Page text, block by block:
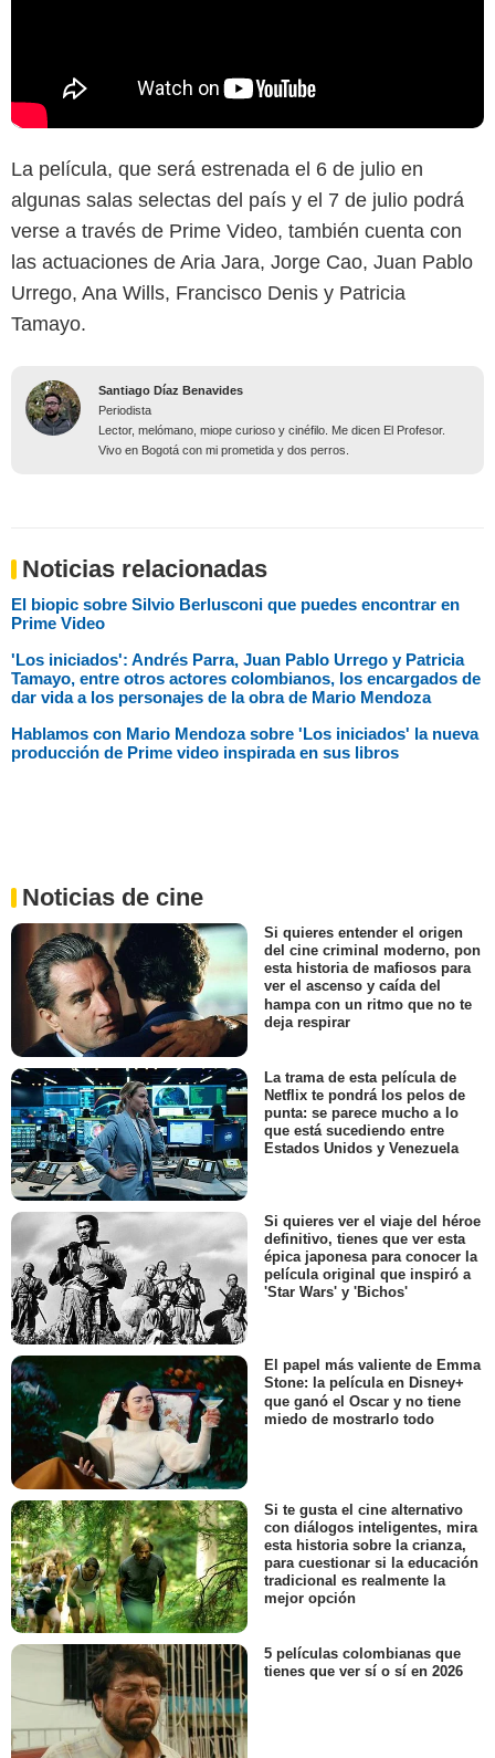
La película, que será estrenada el 6 de julio en
algunas salas selectas del país y el 7 de julio podrá
verse a través de Prime Video, también cuenta con
las actuaciones de Aria Jara, Jorge Cao, Juan Pablo
Urrego, Ana Wills, Francisco Denis y Patricia
Tamayo.
Santiago Díaz Benavides
Periodista
Lector, melómano, miope curioso y cinéfilo. Me dicen El Profesor.
Vivo en Bogotá con mi prometida y dos perros.
Noticias relacionadas
El biopic sobre Silvio Berlusconi que puedes encontrar en
Prime Video
'Los iniciados': Andrés Parra, Juan Pablo Urrego y Patricia
Tamayo, entre otros actores colombianos, los encargados de
dar vida a los personajes de la obra de Mario Mendoza
Hablamos con Mario Mendoza sobre 'Los iniciados' la nueva
producción de Prime video inspirada en sus libros
Noticias de cine
Si quieres entender el origen
del cine criminal moderno, pon
esta historia de mafiosos para
ver el ascenso y caída del
hampa con un ritmo que no te
deja respirar
La trama de esta película de
Netflix te pondrá los pelos de
punta: se parece mucho a lo
que está sucediendo entre
Estados Unidos y Venezuela
Si quieres ver el viaje del héroe
definitivo, tienes que ver esta
épica japonesa para conocer la
película original que inspiró a
'Star Wars' y 'Bichos'
El papel más valiente de Emma
Stone: la película en Disney+
que ganó el Oscar y no tiene
miedo de mostrarlo todo
Si te gusta el cine alternativo
con diálogos inteligentes, mira
esta historia sobre la crianza,
para cuestionar si la educación
tradicional es realmente la
mejor opción
5 películas colombianas que
tienes que ver sí o sí en 2026